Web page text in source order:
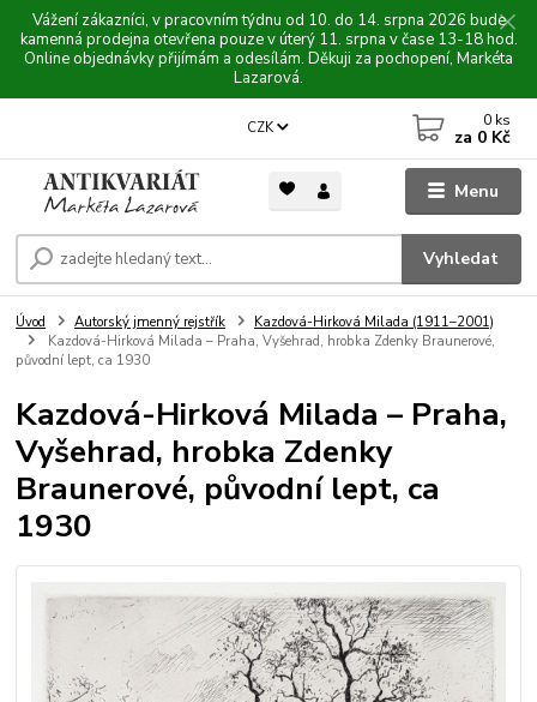
Vážení zákazníci, v pracovním týdnu od 10. do 14. srpna 2026 bude
kamenná prodejna otevřena pouze v úterý 11. srpna v čase 13-18 hod.
Online objednávky přijímám a odesílám. Děkuji za pochopení, Markéta
Lazarová.
Menu
CZK
Vyhledat
0 ks
za 0 Kč
Úvod Autorský jmenný rejstřík
Kazdová-Hirková Milada (1911–2001)
Kazdová-Hirková Milada – Praha, Vyšehrad, hrobka Zdenky Braunerové,
původní lept, ca 1930
Kazdová-Hirková Milada – Praha,
Vyšehrad, hrobka Zdenky
Braunerové, původní lept, ca
1930